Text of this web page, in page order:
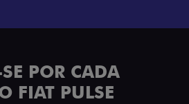
POR CADA
FIAT PULSE